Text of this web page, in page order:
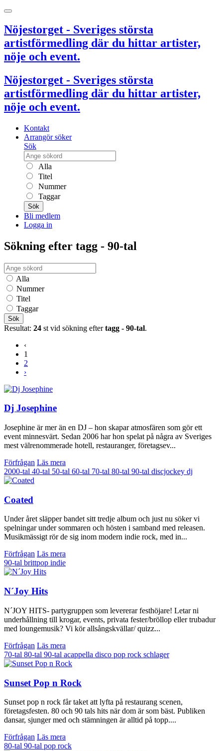
Nöjestorget - Sveriges största
artistförmedling där du hittar artister,
nöje och event.
Nöjestorget - Sveriges största
artistförmedling där du hittar artister,
nöje och event.
Kontakt
Arrangör söker
Sök
Alla
Titel
Nummer
Taggar
Sök
Bli medlem
Logga in
Sökning efter tagg - 90-tal
Alla
Nummer
Titel
Taggar
Sök
Resultat: 24 st vid sökning eftertagg - 90-tal.
‹
1
2
›
Dj Josephine
Josephine är mer än en DJ – hon skapar atmosfären som gör ett
event minnesvärt. Sedan 2006 har hon spelat på några av Sveriges
mest välrenommerade hotell, restauranger, företagsev...
Förfrågan Läs mera
2000-tal 40-tal 50-tal 60-tal 70-tal 80-tal 90-tal discjockey dj
Coated
Under året släpper bandet sitt tredje album och just nu söker vi
spelningar under sommaren och hösten i samband med releasen.
Musikmässigt rör de sig inom modern indie rock, med in...
Förfrågan Läs mera
90-tal brittpop indie
N´Joy Hits
N´JOY HITS- partygruppen som levererar festhöjare! Letar ni
underhållning till krogar, events, privata fester/bröllop eller trubadur
med loungemusik? Vi kör allsångskvällar/ quizz...
Förfrågan Läs mera
70-tal 80-tal 90-tal acappella disco pop rock schlager
Sunset Pop n Rock
Sunset pop n rock får taket att lyfta på restaurang scenen,
företagsfesten. 80 och 90 tals hits när dom är som bäst. Publiken
dansar, sjunger med och stämningen är alltid på topp....
Förfrågan Läs mera
80-tal 90-tal pop rock